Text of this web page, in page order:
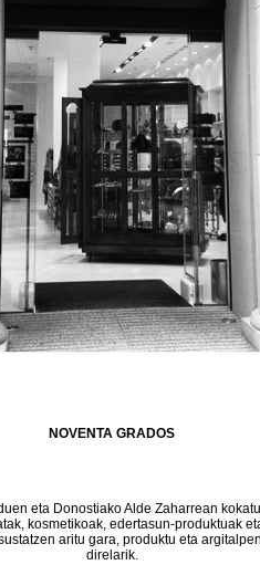
NOVENTA GRADOS
eta Donostiako Alde Zaharrean
kosmetikoak, edertasun-produktuak
aritu gara, produktu eta
direlarik.